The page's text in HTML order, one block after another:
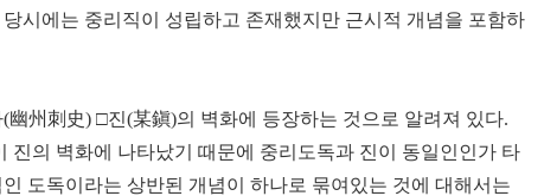
시에는 중리직이 성립하고 존재했지만 근시적 개념을 포함하
州刺史) □진(某鎭)의 벽화에 등장하는 것으로 알려져 있다.
의 벽화에 나타났기 때문에 중리도독과 진이 동일인인가 타
도독이라는 상반된 개념이 하나로 묶여있는 것에 대해서는